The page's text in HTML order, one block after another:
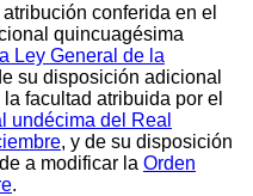
conferida en el
quincuagésima
Ley General de la
su disposición adicional
facultad atribuida por el
undécima del Real
, y de su disposición
a modificar la Orden
.